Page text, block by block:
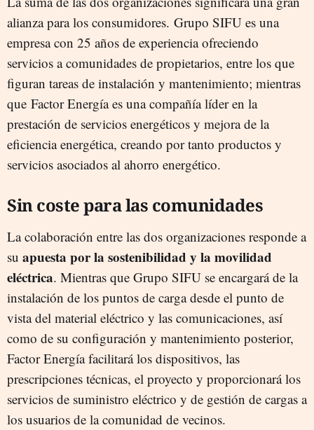
alianza para los consumidores. Grupo SIFU es una
empresa con 25 años de experiencia ofreciendo
servicios a comunidades de propietarios, entre los que
figuran tareas de instalación y mantenimiento; mientras
que Factor Energía es una compañía líder en la
prestación de servicios energéticos y mejora de la
eficiencia energética, creando por tanto productos y
servicios asociados al ahorro energético.
Sin coste para las comunidades
La colaboración entre las dos organizaciones responde a
su apuesta por la sostenibilidad y la movilidad
eléctrica. Mientras que Grupo SIFU se encargará de la
instalación de los puntos de carga desde el punto de
vista del material eléctrico y las comunicaciones, así
como de su configuración y mantenimiento posterior,
Factor Energía facilitará los dispositivos, las
prescripciones técnicas, el proyecto y proporcionará los
servicios de suministro eléctrico y de gestión de cargas a
los usuarios de la comunidad de vecinos.